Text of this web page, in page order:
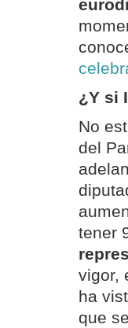
¿Y si
No
del
tener
vigor,
ha
que